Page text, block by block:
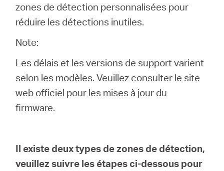
Mercusys
Canada
Français
zones de détection personnalisées pour
réduire les détections inutiles.
Note:
Les délais et les versions de support varient
selon les modèles. Veuillez consulter le site
web officiel pour les mises à jour du
firmware.
Il existe deux types de zones de détection,
veuillez suivre les étapes ci-dessous pour